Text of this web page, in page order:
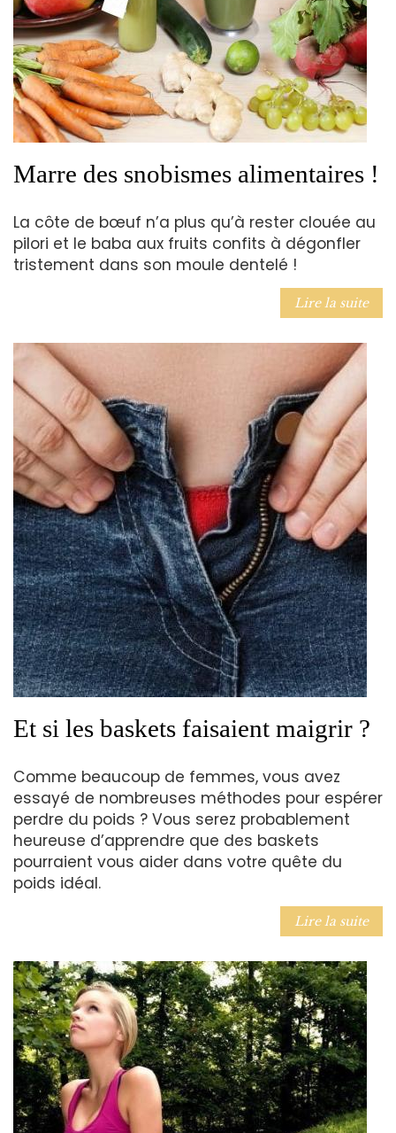
Marre des snobismes alimentaires !
La côte de bœuf n’a plus qu’à rester clouée au
pilori et le baba aux fruits confits à dégonfler
tristement dans son moule dentelé !
Lire la suite
Et si les baskets faisaient maigrir ?
Comme beaucoup de femmes, vous avez
essayé de nombreuses méthodes pour espérer
perdre du poids ? Vous serez probablement
heureuse d’apprendre que des baskets
pourraient vous aider dans votre quête du
poids idéal.
Lire la suite